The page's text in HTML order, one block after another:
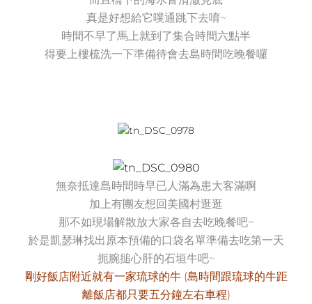
真是好想給它噗通跳下去唷~
時間不早了馬上就到了集合時間六點半
得要上樓梳洗一下準備待會去島時間吃晚餐囉
無奈抵達島時間時早已人滿為患大客滿啊
加上有團友想回美國村逛逛
那不如現場解散放大家各自去吃晚餐吧~
於是凱瑟琳找出原本預備的口袋名單準備去吃第一天
扼腕搥心肝的石垣牛吧~
剛好飯店附近就有一家琉球的牛 (島時間跟琉球的牛距
離飯店都只要五分鐘左右車程)